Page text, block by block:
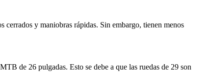
cerrados y maniobras rápidas. Sin embargo, tienen menos
de 26 pulgadas. Esto se debe a que las ruedas de 29 son